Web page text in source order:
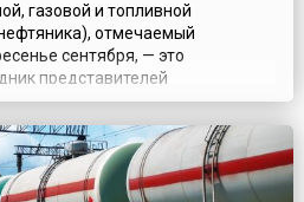
газовой и топливной
отмечаемый
сентября, — это
представителей
нефтяных специальностей:
и строителей,
всех тех, кто связал свою
промышленностью.Свою